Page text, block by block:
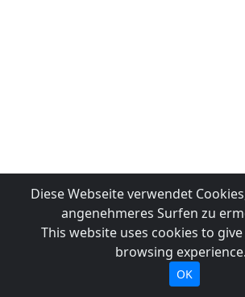
Diese Webseite verwendet
angenehmeres Surfen zu
This website uses cookies to
browsing experience.
OK